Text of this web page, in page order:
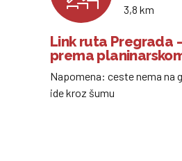
3,8 km
Link ruta Pregrada
prema
Napomena: ceste nema na
ide kroz šumu